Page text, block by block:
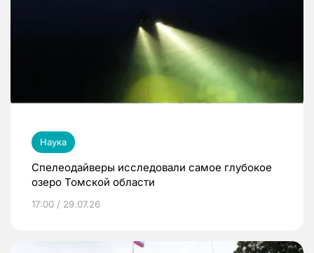
Наука
Спелеодайверы исследовали самое глубокое
озеро Томской области
17:00 / 29.07.26